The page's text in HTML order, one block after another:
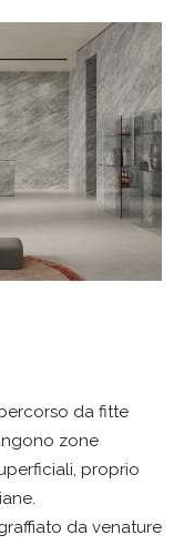
da fitte
zone
proprio
da venature